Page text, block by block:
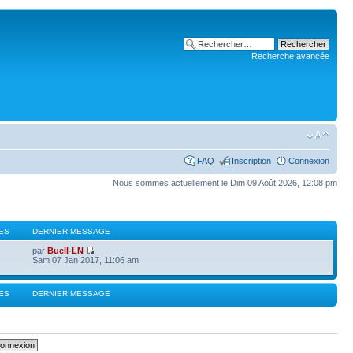
Recherche avancée
FAQ Inscription Connexion
Nous sommes actuellement le Dim 09 Août 2026, 12:08 pm
DERNIER MESSAGE
parBuell-LN
Sam 07 Jan 2017, 11:06 am
DERNIER MESSAGE